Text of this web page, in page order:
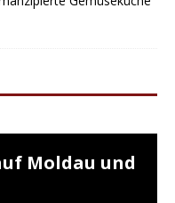
Moldau und